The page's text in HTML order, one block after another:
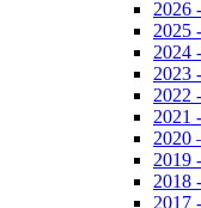
2026
2025
2024
2023
2022
2021
2020
2019
2018
2017